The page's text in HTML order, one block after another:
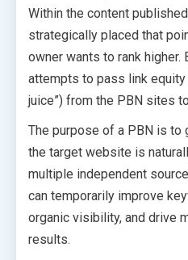
Within the content
strategically placed that
owner wants to rank higher.
attempts to pass link equity
juice”) from the PBN sites
The purpose of a PBN is to
the target website is
multiple independent
can temporarily improve
organic visibility, and drive
results.